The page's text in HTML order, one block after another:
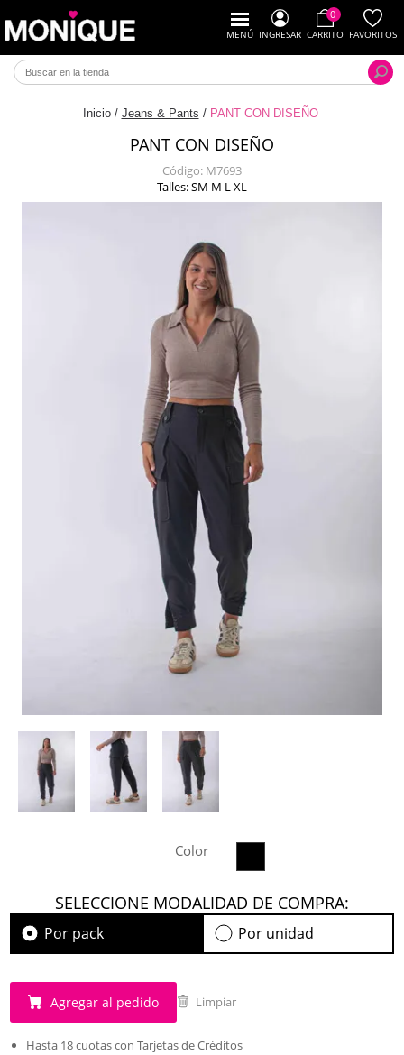
MENÚ INGRESAR
0
CARRITO FAVORITOS
Inicio / Jeans & Pants / PANT CON DISEÑO
PANT CON DISEÑO
Código: M7693
Talles: SM M L XL
Color
SELECCIONE MODALIDAD DE COMPRA:
Por pack Por unidad
Agregar al pedido Limpiar
Hasta 18 cuotas con Tarjetas de Créditos